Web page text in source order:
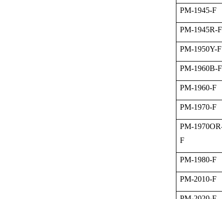
PM-1945-F
PM-1945R-F
PM-1950Y-F
PM-1960B-F
PM-1960-F
PM-1970-F
PM-
F
PM-1980-F
PM-2010-F